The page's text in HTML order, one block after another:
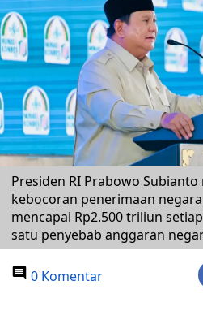
Presiden RI Prabowo
kebocoran penerimaan
mencapai Rp2.500 triliun
satu penyebab anggaran
0 Komentar